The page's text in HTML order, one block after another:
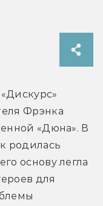
Фрэнка
«Дюна». В
родилась
основу легла
для